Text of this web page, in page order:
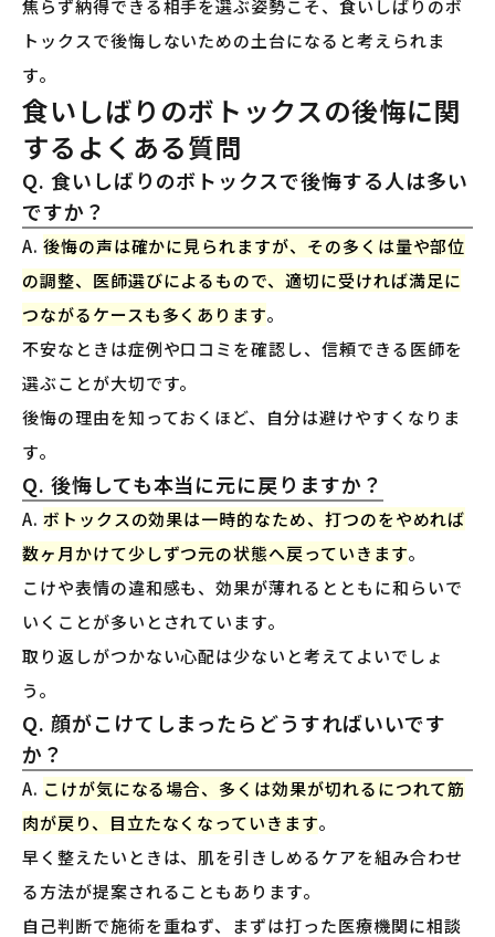
焦らず納得できる相手を選ぶ姿勢こそ、食いしばりのボ
トックスで後悔しないための土台になると考えられま
す。
食いしばりのボトックスの後悔に関
するよくある質問
Q. 食いしばりのボトックスで後悔する人は多い
ですか？
A. 後悔の声は確かに見られますが、その多くは量や部位
の調整、医師選びによるもので、適切に受ければ満足に
つながるケースも多くあります。
不安なときは症例や口コミを確認し、信頼できる医師を
選ぶことが大切です。
後悔の理由を知っておくほど、自分は避けやすくなりま
す。
Q. 後悔しても本当に元に戻りますか？
A. ボトックスの効果は一時的なため、打つのをやめれば
数ヶ月かけて少しずつ元の状態へ戻っていきます。
こけや表情の違和感も、効果が薄れるとともに和らいで
いくことが多いとされています。
取り返しがつかない心配は少ないと考えてよいでしょ
う。
Q. 顔がこけてしまったらどうすればいいです
か？
A. こけが気になる場合、多くは効果が切れるにつれて筋
肉が戻り、目立たなくなっていきます。
早く整えたいときは、肌を引きしめるケアを組み合わせ
る方法が提案されることもあります。
自己判断で施術を重ねず、まずは打った医療機関に相談